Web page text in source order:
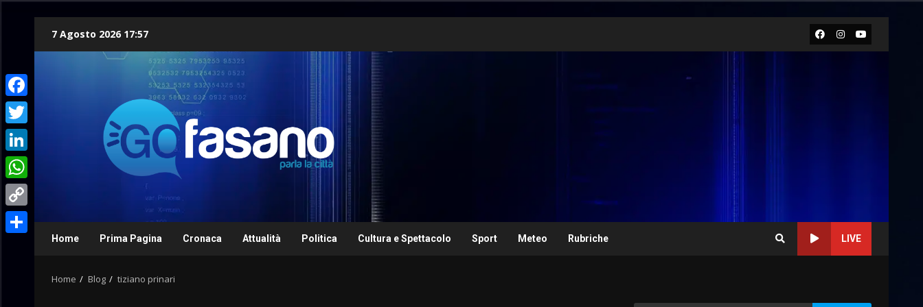
7 Agosto 2026 17:57 Facebook
Instagram
Youtube
Home Prima Pagina Cronaca Attualità Politica Cultura e Spettacolo Sport Meteo Rubriche LIVE
Home Blog tiziano prinari
Facebook
Twitter
LinkedIn
WhatsApp
Copy